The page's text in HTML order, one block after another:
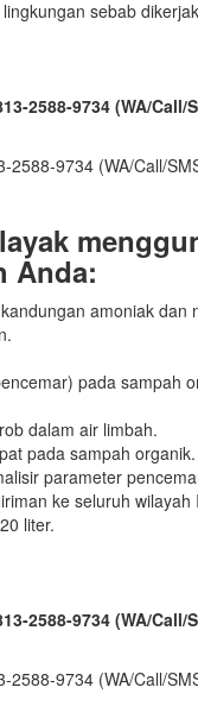
sebab
2588-9734 (WA/Call/
Anda:
amoniak
pada sampah
dalam air limbah.
pada sampah organik.
parameter
ke seluruh
liter.
2588-9734 (WA/Call/